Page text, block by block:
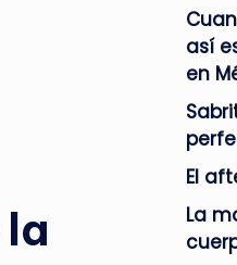
así
en
El
La